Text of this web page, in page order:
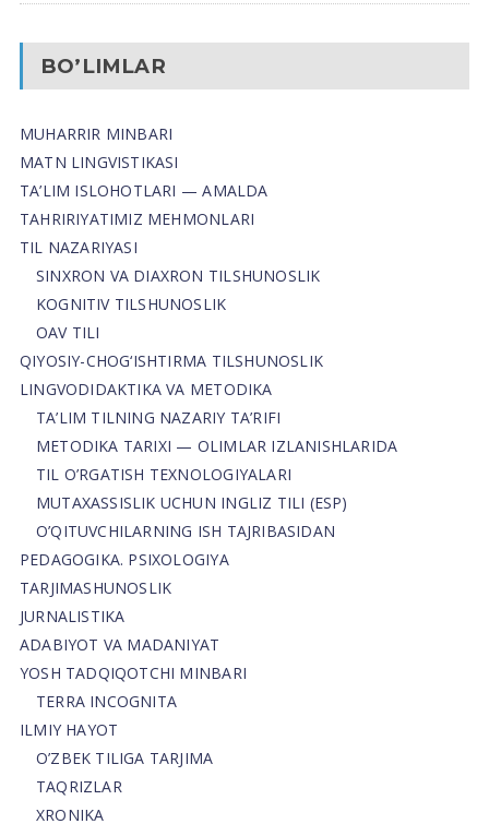
BO’LIMLAR
MUHARRIR MINBARI
MATN LINGVISTIKASI
TA’LIM ISLOHOTLARI — AMALDA
TAHRIRIYATIMIZ MEHMONLARI
TIL NAZARIYASI
SINXRON VA DIAXRON TILSHUNOSLIK
KOGNITIV TILSHUNOSLIK
OAV TILI
QIYOSIY-CHOG‘ISHTIRMA TILSHUNOSLIK
LINGVODIDAKTIKA VA METODIKA
TA’LIM TILNING NAZARIY TA’RIFI
METODIKA TARIXI — OLIMLAR IZLANISHLARIDA
TIL O’RGATISH TEXNOLOGIYALARI
MUTAXASSISLIK UCHUN INGLIZ TILI (ESP)
O’QITUVCHILARNING ISH TAJRIBASIDAN
PEDAGOGIKA. PSIXOLOGIYA
TARJIMASHUNOSLIK
JURNALISTIKA
ADABIYOT VA MADANIYAT
YOSH TADQIQOTCHI MINBARI
TERRA INCOGNITA
ILMIY HAYOT
O’ZBEK TILIGA TARJIMA
TAQRIZLAR
XRONIKA